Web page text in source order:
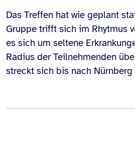
Das Treffen hat wie geplant
Gruppe trifft sich im Rhytmus
es sich um seltene
Radius der Teilnehmenden
streckt sich bis nach